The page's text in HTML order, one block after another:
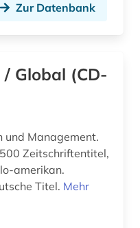
Zur Datenbank
Global (CD-
Management.
Zeitschriftentitel,
amerikan.
Titel. Mehr